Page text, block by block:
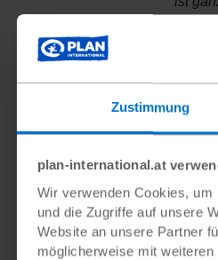
Zustimmung
plan-international.at
Wir verwenden Cookies,
und die Zugriffe auf unsere
Website an unsere Partner
möglicherweise mit
Zwar